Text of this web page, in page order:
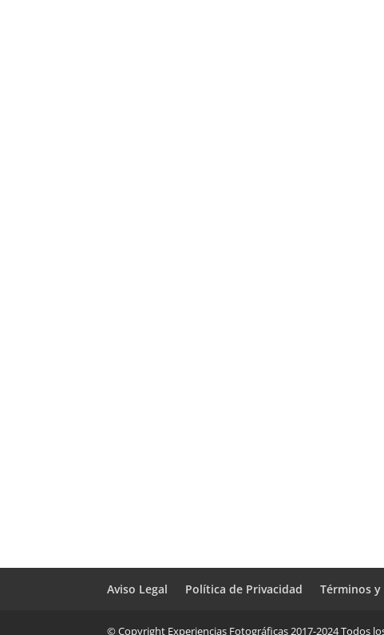
Aviso Legal Política de Privacidad Términos
© Copyright Experiencias Fotográficas 2017-2024 Todos